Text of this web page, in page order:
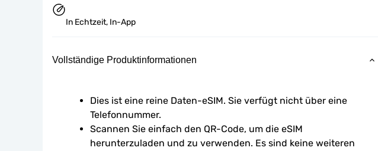
In Echtzeit, In-App
Vollständige Produktinformationen
Dies ist eine reine Daten-eSIM. Sie verfügt nicht über eine
Telefonnummer.
Scannen Sie einfach den QR-Code, um die eSIM
herunterzuladen und zu verwenden. Es sind keine weiteren